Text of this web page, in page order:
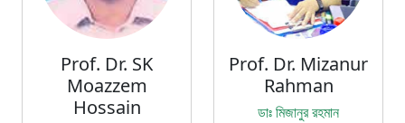
Prof. Dr. SK
Moazzem
Hossain
Prof. Dr. Mizanur
Rahman
ডাঃ মিজানুর রহমান